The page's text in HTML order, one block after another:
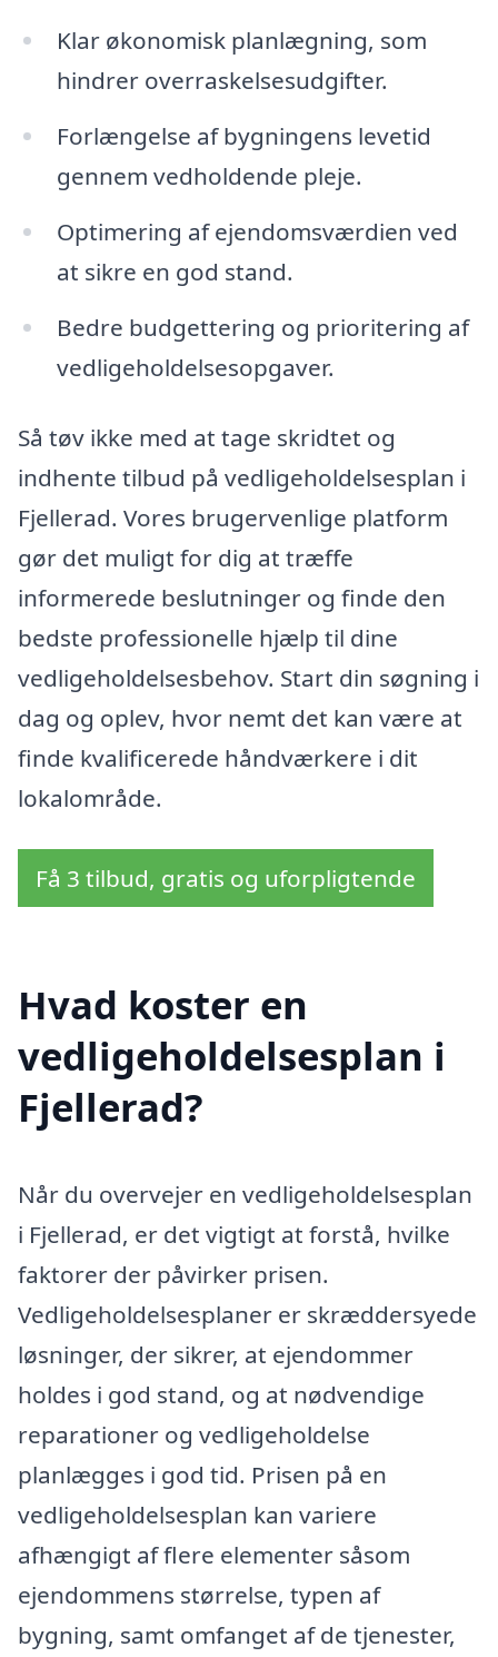
Klar økonomisk planlægning, som
hindrer overraskelsesudgifter.
Forlængelse af bygningens levetid
gennem vedholdende pleje.
Optimering af ejendomsværdien ved
at sikre en god stand.
Bedre budgettering og prioritering af
vedligeholdelsesopgaver.
Så tøv ikke med at tage skridtet og
indhente tilbud på vedligeholdelsesplan i
Fjellerad. Vores brugervenlige platform
gør det muligt for dig at træffe
informerede beslutninger og finde den
bedste professionelle hjælp til dine
vedligeholdelsesbehov. Start din søgning i
dag og oplev, hvor nemt det kan være at
finde kvalificerede håndværkere i dit
lokalområde.
Få 3 tilbud, gratis og uforpligtende
Hvad koster en
vedligeholdelsesplan i
Fjellerad?
Når du overvejer en vedligeholdelsesplan
i Fjellerad, er det vigtigt at forstå, hvilke
faktorer der påvirker prisen.
Vedligeholdelsesplaner er skræddersyede
løsninger, der sikrer, at ejendommer
holdes i god stand, og at nødvendige
reparationer og vedligeholdelse
planlægges i god tid. Prisen på en
vedligeholdelsesplan kan variere
afhængigt af flere elementer såsom
ejendommens størrelse, typen af
bygning, samt omfanget af de tjenester,